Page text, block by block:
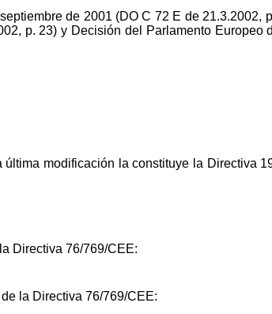
de 2001 (DO C 72 E de 21.3.2002,
p. 23) y Decisión del Parlamento Europeo
modificación la constituye la Directiva
Directiva 76/769/CEE:
la Directiva 76/769/CEE: